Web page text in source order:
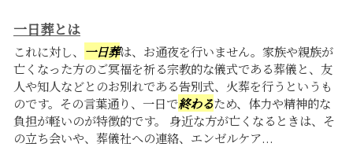
一日葬とは
これに対し、 一日葬は、お通夜を行いません。家族や親族が
亡くなった方のご冥福を祈る宗教的な儀式である葬儀と、友
人や知人などとのお別れである告別式、火葬を行うというも
のです。その言葉通り、一日で終わるため、体力や精神的な
負担が軽いのが特徴的です。 身近な方が亡くなるときは、そ
の立ち会いや、葬儀社への連絡、エンゼルケア...